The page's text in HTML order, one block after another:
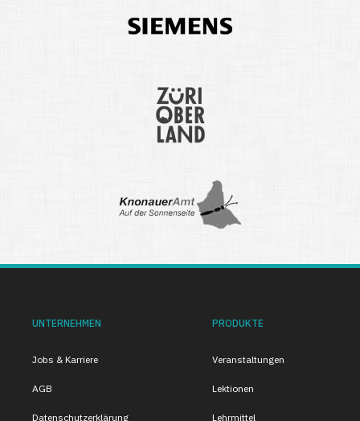
UNTERNEHMEN
Jobs & Karriere
AGB
Datenschutzerklärung
PRODUKTE
Veranstaltungen
Lektionen
Lehrmittel